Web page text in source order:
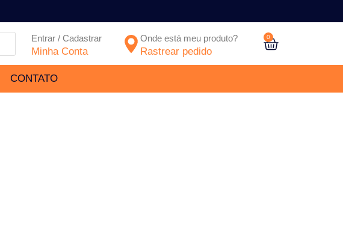
Entrar / Cadastrar
Minha Conta
Onde está meu produto?
Rastrear pedido
0
CONTATO